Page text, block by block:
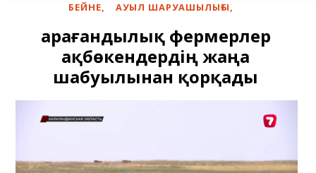
БЕЙНЕ, АУЫЛ ШАРУАШЫЛЫҒЫ,
Қарағандылық фермерлер
ақбөкендердің жаңа
шабуылынан қорқады